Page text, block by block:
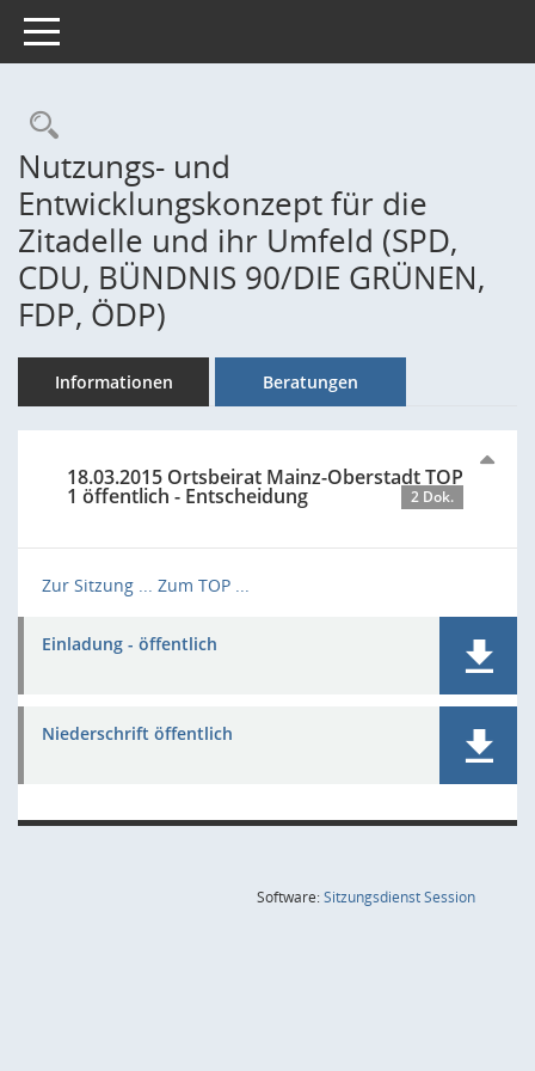
Toggle navigation
Rechercheauswahl
Nutzungs- und
Entwicklungskonzept für die
Zitadelle und ihr Umfeld (SPD,
CDU, BÜNDNIS 90/DIE GRÜNEN,
FDP, ÖDP)
Informationen Beratungen
18.03.2015 Ortsbeirat Mainz-Oberstadt TOP
1 öffentlich - Entscheidung 2 Dok.
Zur Sitzung ... Zum TOP ...
Einladung - öffentlich
Niederschrift öffentlich
Software:SitzungsdienstSession(Wird in